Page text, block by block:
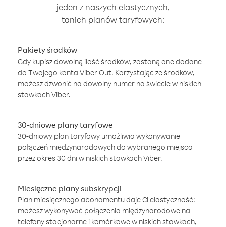
jeden z naszych elastycznych,
tanich planów taryfowych:
Pakiety środków
Gdy kupisz dowolną ilość środków, zostaną one dodane
do Twojego konta Viber Out. Korzystając ze środków,
możesz dzwonić na dowolny numer na świecie w niskich
stawkach Viber.
30-dniowe plany taryfowe
30-dniowy plan taryfowy umożliwia wykonywanie
połączeń międzynarodowych do wybranego miejsca
przez okres 30 dni w niskich stawkach Viber.
Miesięczne plany subskrypcji
Plan miesięcznego abonamentu daje Ci elastyczność:
możesz wykonywać połączenia międzynarodowe na
telefony stacjonarne i komórkowe w niskich stawkach,